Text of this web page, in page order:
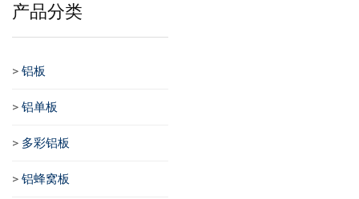
产品分类
> 铝板
> 铝单板
> 多彩铝板
> 铝蜂窝板